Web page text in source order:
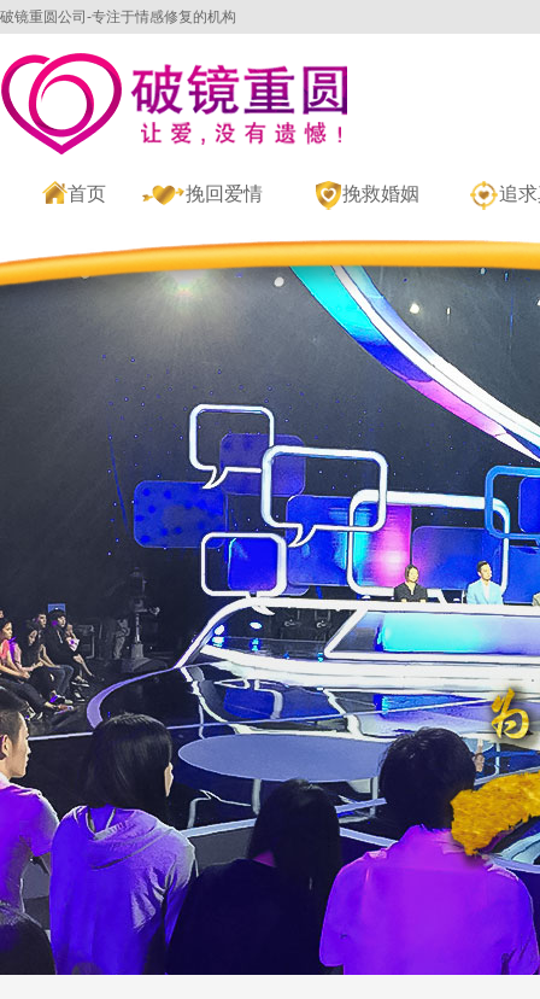
破镜重圆公司-专注于情感修复的机构
首页 挽回爱情 挽救婚姻 追